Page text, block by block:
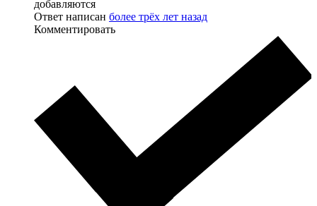
добавляются
Ответ написан более трёх лет назад
Комментировать